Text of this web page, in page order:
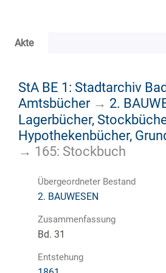
Akte
StA BE 1: Stadtarchiv
Amtsbücher→ 2.
Lagerbücher,
Hypothekenbücher,
→ 165: Stockbuch
Übergeordneter Bestand
2. BAUWESEN
Zusammenfassung
Bd. 31
Entstehung